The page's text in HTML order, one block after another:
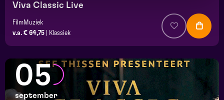
Viva Classic Live
FilmMuziek
v.a. € 64,75
Klassiek
05
september